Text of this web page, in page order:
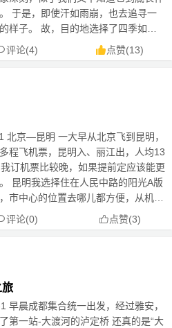
追寻一
目的地选择了四季如春
云之南，选择小众的徒步路线，雨
跃
评论(4) 点赞(13)
，
程飞机票，昆明入、丽江出，人均13
订机票比较晚，如果提前定应该能更
光A版
市中心的位置去哪儿都方便，从机场
去花了78元，民宿我在爱彼迎订的一晚
有两张大床我
评论(0) 点赞(3)
旅
早晨成都集合统一出发，经过雅安，
第一站-大渡河的泸定桥 还真的是“大